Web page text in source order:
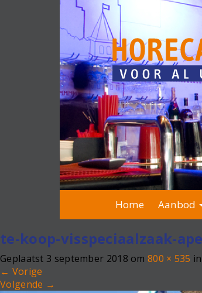
Home Aanbod
te-koop-visspeciaalzaak-
Geplaatst 3 september 2018 om800 × 535 in
← Vorige
Volgende →